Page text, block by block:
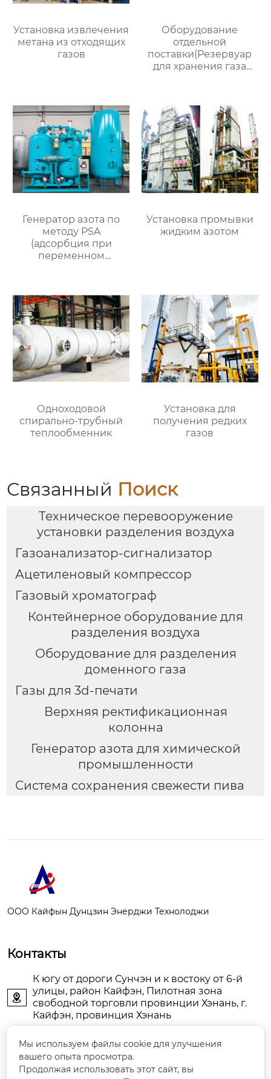
Установка извлечения
метана из отходящих
газов
Оборудование
отдельной
поставки(Резервуар
для хранения газа
Генератор азота по
методу PSA
(адсорбция при
переменном
Установка промывки
жидким азотом
Одноходовой
спирально-трубный
теплообменник
Установка для
получения редких
газов
Связанный Поиск
Техническое перевооружение
установки разделения воздуха
Газоанализатор-сигнализатор
Ацетиленовый компрессор
Газовый хроматограф
Контейнерное оборудование для
разделения воздуха
Оборудование для разделения
доменного газа
Газы для 3d-печати
Верхняя ректификационная
колонна
Генератор азота для химической
промышленности
Система сохранения свежести пива
ООО Кайфын Дунцзин Энерджи Технолоджи
Контакты

К югу от дороги Сунчэн и к востоку от 6-й
улицы, район Кайфэн, Пилотная зона
свободной торговли провинции Хэнань, г.
Кайфэн, провинция Хэнань
 KFDJAIR@163.com
 +86-13903786044
Мы используем файлы cookie для улучшения
вашего опыта просмотра.
Продолжая использовать этот сайт, вы